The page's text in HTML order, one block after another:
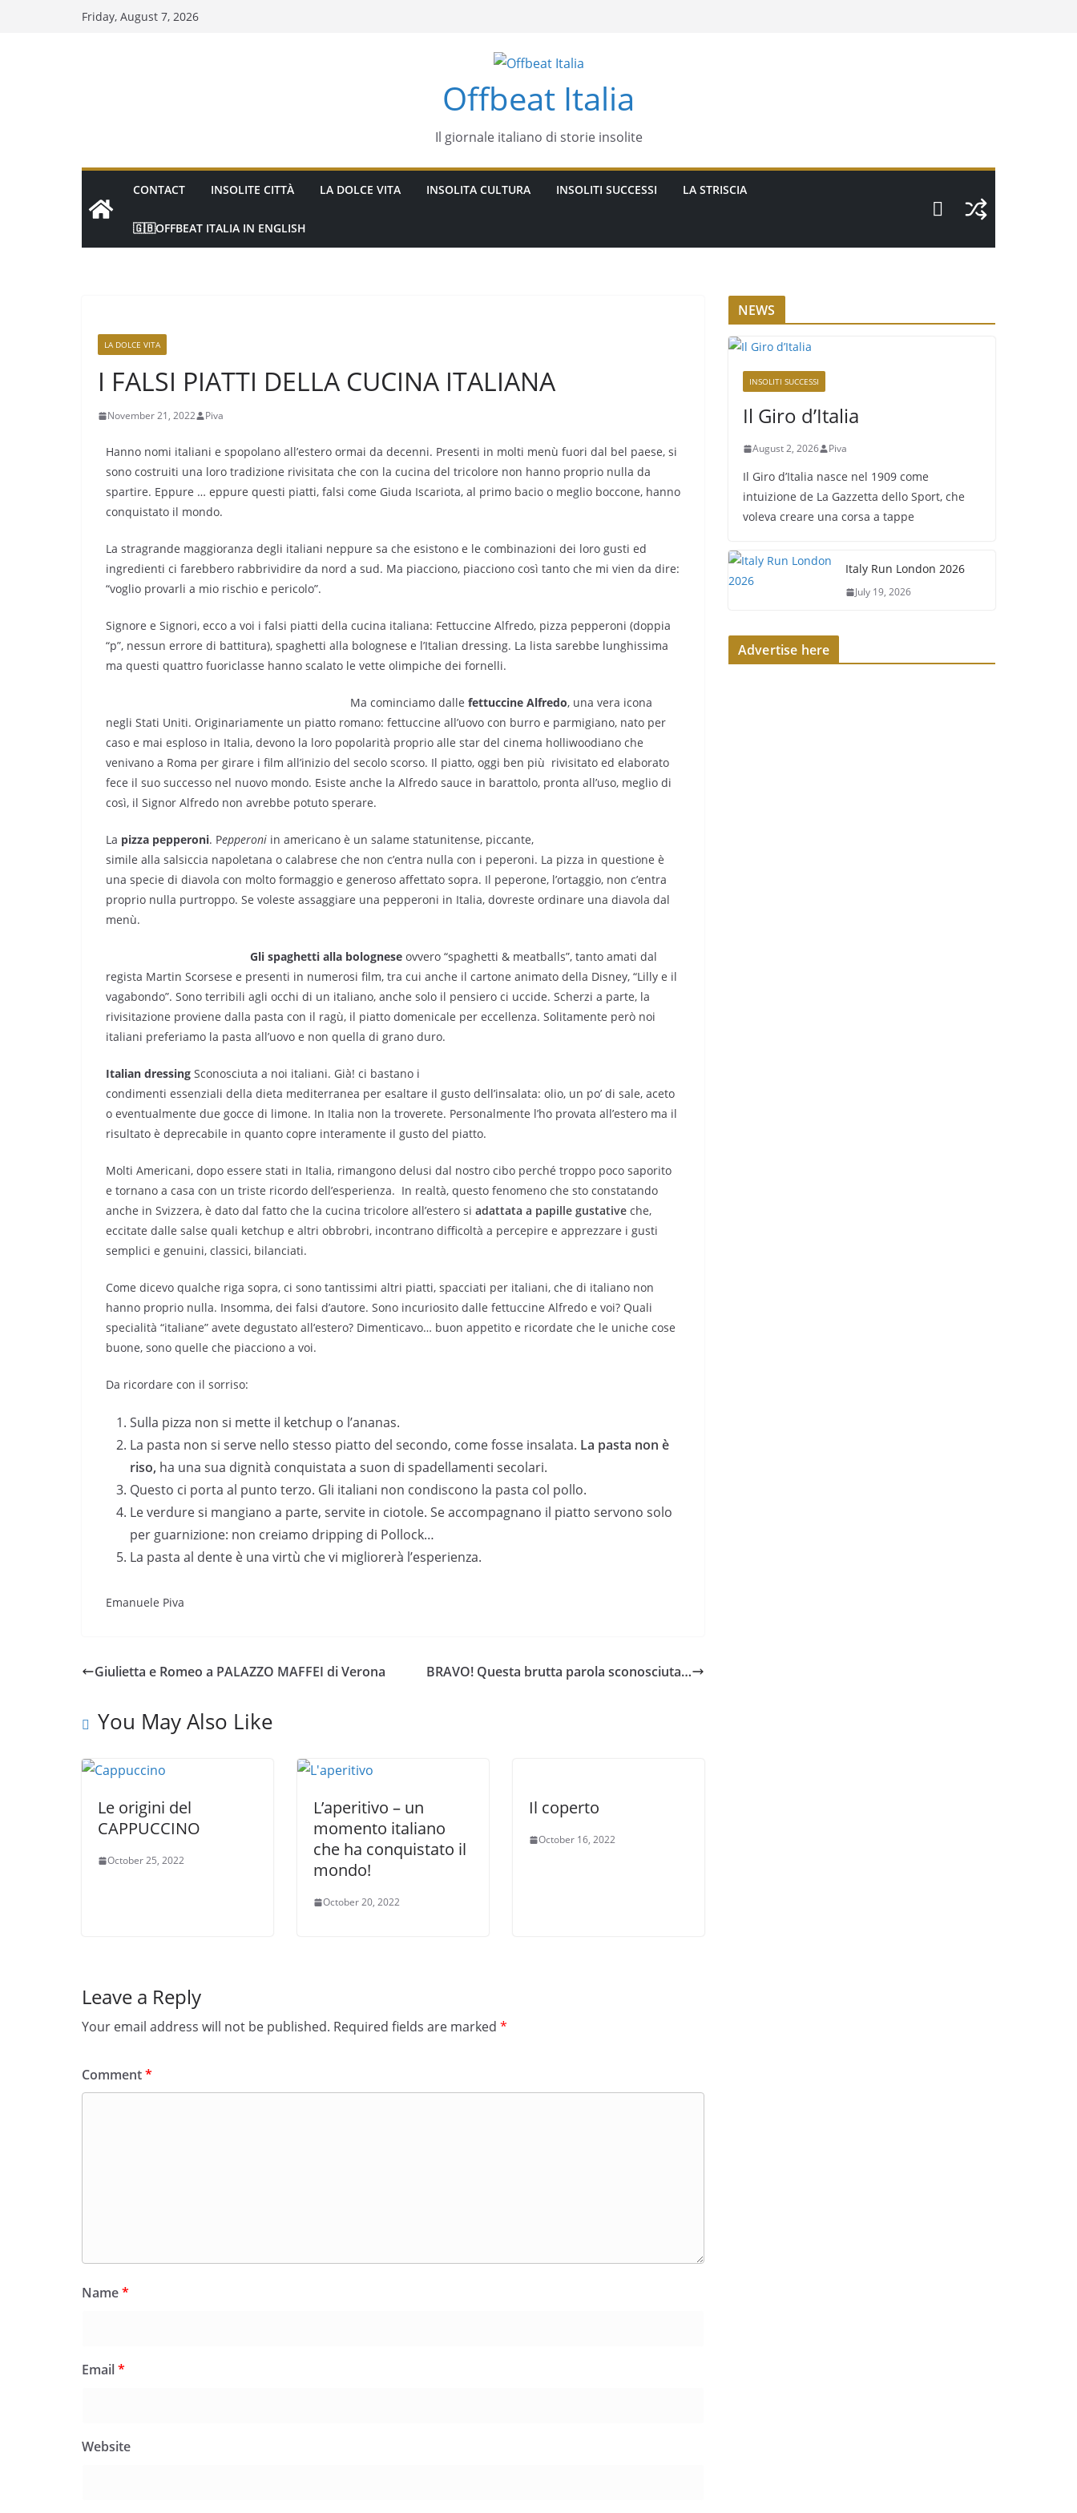
Friday, August 7, 2026
Offbeat Italia
Il giornale italiano di storie insolite
CONTACT INSOLITE CITTÀ LA DOLCE VITA INSOLITA CULTURA INSOLITI SUCCESSI LA STRISCIA
🇬🇧OFFBEAT ITALIA IN ENGLISH
LA DOLCE VITA
I FALSI PIATTI DELLA CUCINA ITALIANA
November 21, 2022 Piva
Hanno nomi italiani e spopolano all’estero ormai da decenni. Presenti in molti menù fuori dal bel paese, si
sono costruiti una loro tradizione rivisitata che con la cucina del tricolore non hanno proprio nulla da
spartire. Eppure … eppure questi piatti, falsi come Giuda Iscariota, al primo bacio o meglio boccone, hanno
conquistato il mondo.
La stragrande maggioranza degli italiani neppure sa che esistono e le combinazioni dei loro gusti ed
ingredienti ci farebbero rabbrividire da nord a sud. Ma piacciono, piacciono così tanto che mi vien da dire:
“voglio provarli a mio rischio e pericolo”.
Signore e Signori, ecco a voi i falsi piatti della cucina italiana: Fettuccine Alfredo, pizza pepperoni (doppia
“p”, nessun errore di battitura), spaghetti alla bolognese e l’Italian dressing. La lista sarebbe lunghissima
ma questi quattro fuoriclasse hanno scalato le vette olimpiche dei fornelli.
Ma cominciamo dalle fettuccine Alfredo, una vera icona
negli Stati Uniti. Originariamente un piatto romano: fettuccine all’uovo con burro e parmigiano, nato per
caso e mai esploso in Italia, devono la loro popolarità proprio alle star del cinema holliwoodiano che
venivano a Roma per girare i film all’inizio del secolo scorso. Il piatto, oggi ben più rivisitato ed elaborato
fece il suo successo nel nuovo mondo. Esiste anche la Alfredo sauce in barattolo, pronta all’uso, meglio di
così, il Signor Alfredo non avrebbe potuto sperare.
La pizza pepperoni. Pepperoni in americano è un salame statunitense, piccante,
simile alla salsiccia napoletana o calabrese che non c’entra nulla con i peperoni. La pizza in questione è
una specie di diavola con molto formaggio e generoso affettato sopra. Il peperone, l’ortaggio, non c’entra
proprio nulla purtroppo. Se voleste assaggiare una pepperoni in Italia, dovreste ordinare una diavola dal
menù.
Gli spaghetti alla bolognese ovvero “spaghetti & meatballs”, tanto amati dal
regista Martin Scorsese e presenti in numerosi film, tra cui anche il cartone animato della Disney, “Lilly e il
vagabondo”. Sono terribili agli occhi di un italiano, anche solo il pensiero ci uccide. Scherzi a parte, la
rivisitazione proviene dalla pasta con il ragù, il piatto domenicale per eccellenza. Solitamente però noi
italiani preferiamo la pasta all’uovo e non quella di grano duro.
Italian dressing Sconosciuta a noi italiani. Già! ci bastano i
condimenti essenziali della dieta mediterranea per esaltare il gusto dell’insalata: olio, un po’ di sale, aceto
o eventualmente due gocce di limone. In Italia non la troverete. Personalmente l’ho provata all’estero ma il
risultato è deprecabile in quanto copre interamente il gusto del piatto.
Molti Americani, dopo essere stati in Italia, rimangono delusi dal nostro cibo perché troppo poco saporito
e tornano a casa con un triste ricordo dell’esperienza. In realtà, questo fenomeno che sto constatando
anche in Svizzera, è dato dal fatto che la cucina tricolore all’estero si adattata a papille gustative che,
eccitate dalle salse quali ketchup e altri obbrobri, incontrano difficoltà a percepire e apprezzare i gusti
semplici e genuini, classici, bilanciati.
Come dicevo qualche riga sopra, ci sono tantissimi altri piatti, spacciati per italiani, che di italiano non
hanno proprio nulla. Insomma, dei falsi d’autore. Sono incuriosito dalle fettuccine Alfredo e voi? Quali
specialità “italiane” avete degustato all’estero? Dimenticavo… buon appetito e ricordate che le uniche cose
buone, sono quelle che piacciono a voi.
Da ricordare con il sorriso:
Sulla pizza non si mette il ketchup o l’ananas.
La pasta non si serve nello stesso piatto del secondo, come fosse insalata. La pasta non è
riso, ha una sua dignità conquistata a suon di spadellamenti secolari.
Questo ci porta al punto terzo. Gli italiani non condiscono la pasta col pollo.
Le verdure si mangiano a parte, servite in ciotole. Se accompagnano il piatto servono solo
per guarnizione: non creiamo dripping di Pollock…
La pasta al dente è una virtù che vi migliorerà l’esperienza.
Emanuele Piva
Giulietta e Romeo a PALAZZO MAFFEI di Verona BRAVO! Questa brutta parola sconosciuta…
You May Also Like
Le origini del
CAPPUCCINO
October 25, 2022
L’aperitivo – un
momento italiano
che ha conquistato il
mondo!
October 20, 2022
Il coperto
October 16, 2022
Leave a Reply
Your email address will not be published. Required fields are marked *
Comment*
Name*
Email*
Website
NEWS
INSOLITI SUCCESSI
Il Giro d’Italia
August 2, 2026 Piva
Il Giro d’Italia nasce nel 1909 come
intuizione de La Gazzetta dello Sport, che
voleva creare una corsa a tappe
Italy Run London 2026
July 19, 2026
Advertise here